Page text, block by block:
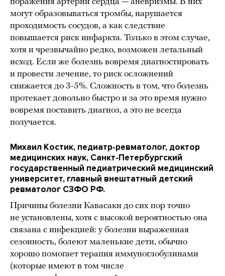
могут образовываться тромбы, нарушается
проходимость сосудов, а как следствие
повышается риск инфаркта. Только в этом случае,
хотя и чрезвычайно редко, возможен летальный
исход. Если же болезнь вовремя диагностировать
и провести лечение, то риск осложнений
снижается до 3-5%. Сложность в том, что болезнь
протекает довольно быстро и за это время нужно
вовремя поставить диагноз, а это не всегда
получается.
Михаил Костик, педиатр-ревматолог, доктор
медицинских наук, Санкт-Петербургский
государственный педиатрический медицинский
университет, главный внештатный детский
ревматолог СЗФО РФ.
Причины болезни Кавасаки до сих пор точно
не установлены, хотя с высокой вероятностью она
связана с инфекцией: у болезни выраженная
сезонность, болеют маленькие дети, обычно
хорошо помогает терапия иммуноглобулинами
(которые имеют в том числе